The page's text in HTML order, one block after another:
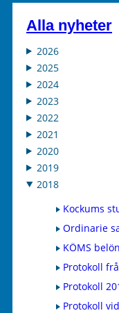
Alla nyheter
2026
2025
2024
2023
2022
2021
2020
2019
2018
Kockums
Ordinarie
KÖMS
Protokoll
Protokoll
Protokoll